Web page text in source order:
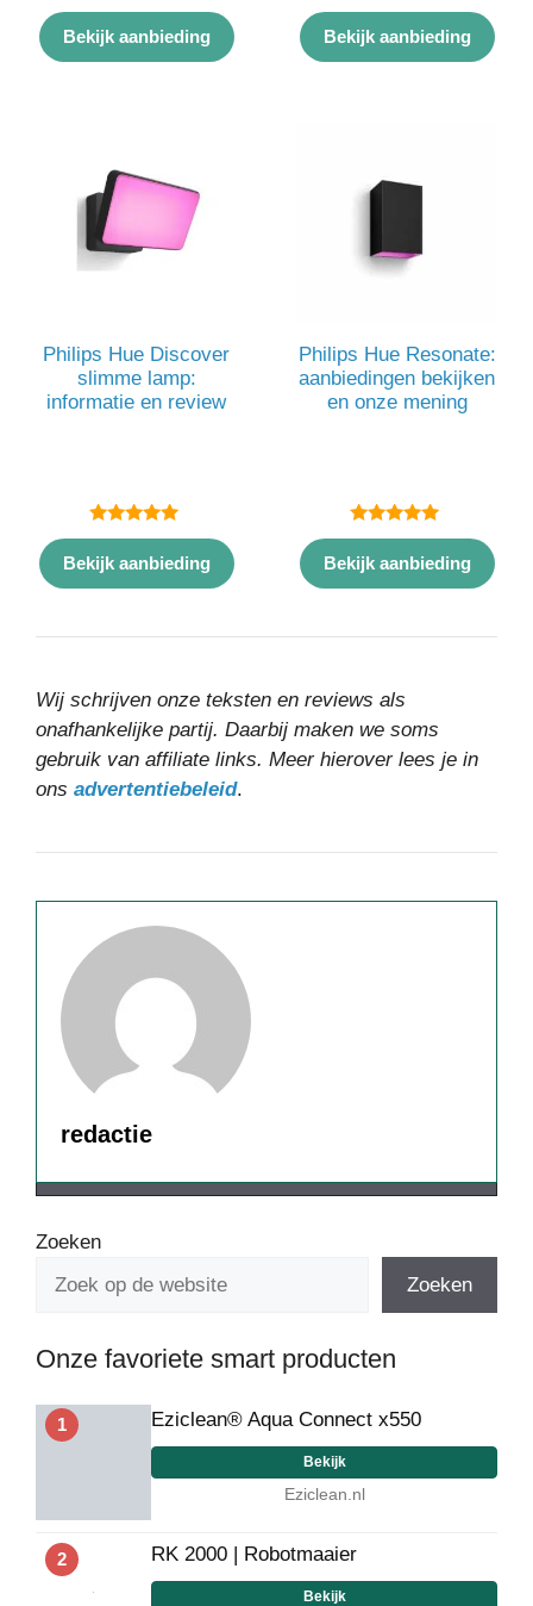
4.00
van 5
Bekijk aanbieding
5.00
van 5
Bekijk aanbieding
Philips Hue Discover
slimme lamp:
informatie en review
5.00
van 5
Bekijk aanbieding
Philips Hue Resonate:
aanbiedingen bekijken
en onze mening
5.00
van 5
Bekijk aanbieding
Wij schrijven onze teksten en reviews als
onafhankelijke partij. Daarbij maken we soms
gebruik van affiliate links. Meer hierover lees je in
ons advertentiebeleid.
redactie
Zoeken
Zoeken
Onze favoriete smart producten
1 Eziclean® Aqua Connect x550
Bekijk
Eziclean.nl
2 RK 2000 | Robotmaaier
Bekijk